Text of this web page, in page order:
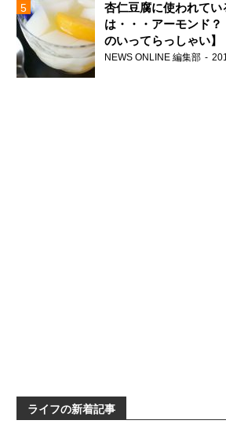
杏仁豆腐に使われてい
は・・・アーモンド？
のいってらっしゃい】
NEWS ONLINE 編集部
ライフの新着記事